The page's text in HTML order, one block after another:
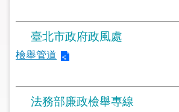
關
市
臺北市政府政風處
檢舉管道
法務部廉政檢舉專線